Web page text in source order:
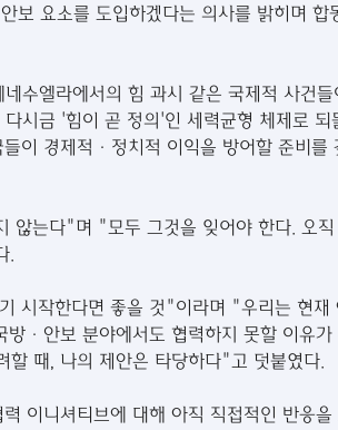
보 요소를 도입하겠다는 의사를 밝히며 합
수엘라에서의 힘 과시 같은 국제적 사건들
시금 '힘이 곧 정의'인 세력균형 체제로 되
이 경제적·정치적 이익을 방어할 준비를
않는다"며 "모두 그것을 잊어야 한다. 오
.
시작한다면 좋을 것"이라며 "우리는 현재
방·안보 분야에서도 협력하지 못할 이유
할 때, 나의 제안은 타당하다"고 덧붙였다.
이니셔티브에 대해 아직 직접적인 반응을